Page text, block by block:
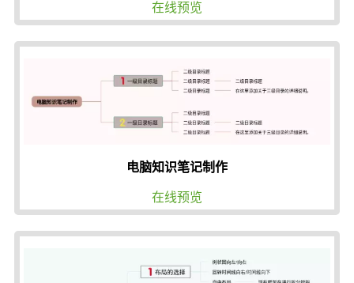
在线预览
电脑知识笔记制作
在线预览